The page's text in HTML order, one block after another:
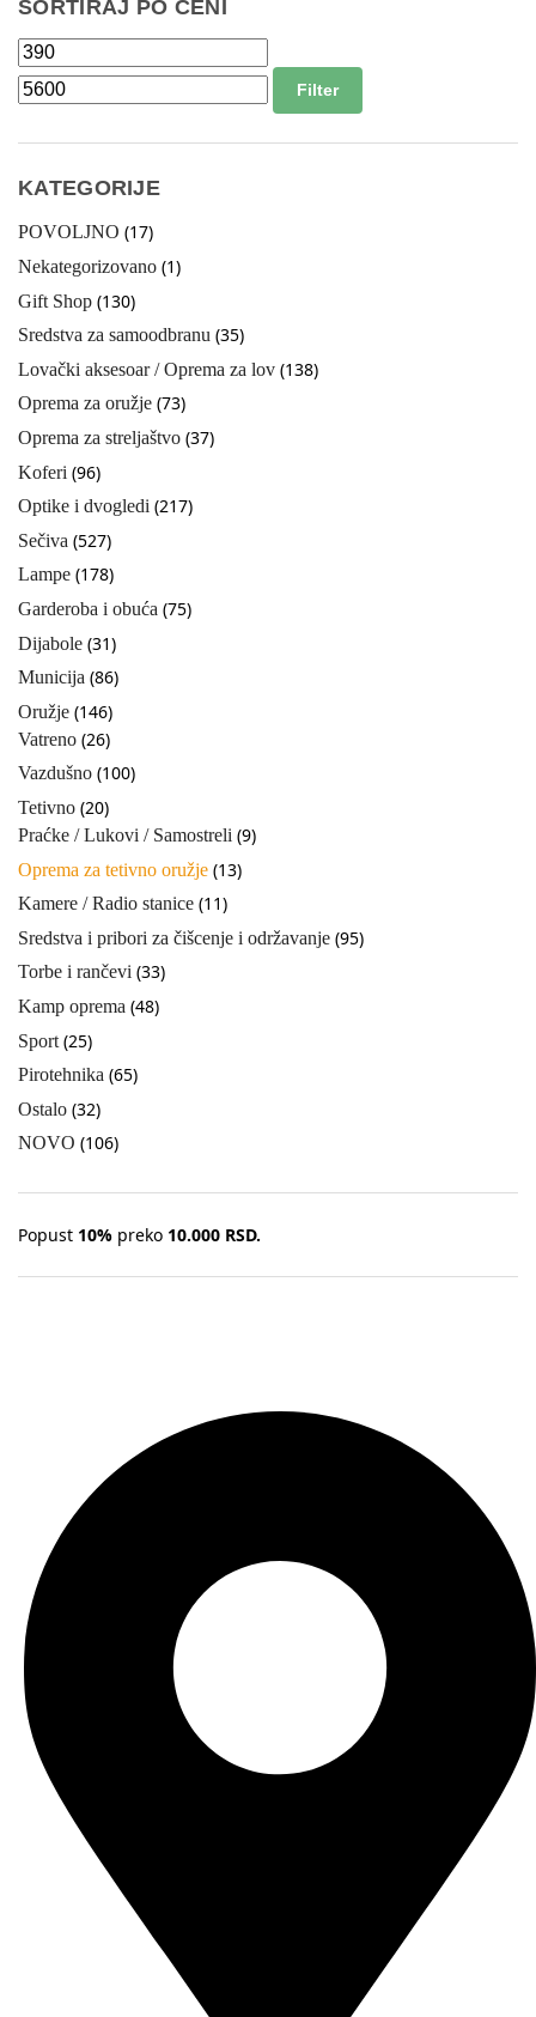
SORTIRAJ PO CENI
Filter
KATEGORIJE
POVOLJNO (17)
Nekategorizovano (1)
Gift Shop (130)
Sredstva za samoodbranu (35)
Lovački aksesoar / Oprema za lov (138)
Oprema za oružje (73)
Oprema za streljaštvo (37)
Koferi (96)
Optike i dvogledi (217)
Sečiva (527)
Lampe (178)
Garderoba i obuća (75)
Dijabole (31)
Municija (86)
Oružje (146)
Vatreno (26)
Vazdušno (100)
Tetivno (20)
Praćke / Lukovi / Samostreli (9)
Oprema za tetivno oružje (13)
Kamere / Radio stanice (11)
Sredstva i pribori za čišcenje i održavanje (95)
Torbe i rančevi (33)
Kamp oprema (48)
Sport (25)
Pirotehnika (65)
Ostalo (32)
NOVO (106)
Popust 10% preko 10.000 RSD.